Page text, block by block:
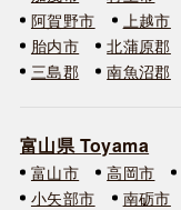
阿賀野市
上越市
胎内市
北蒲原郡
三島郡
南魚沼郡
富山県 Toyama
富山市 高岡市
小矢部市
南砺市